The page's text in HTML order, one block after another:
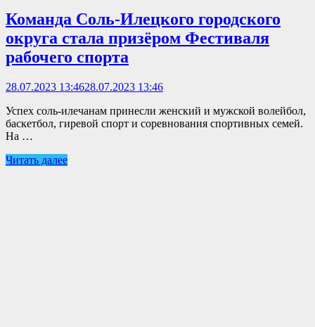
Команда Соль-Илецкого городского
округа стала призёром Фестиваля
рабочего спорта
28.07.2023 13:4628.07.2023 13:46
Успех соль-илечанам принесли женский и мужской волейбол,
баскетбол, гиревой спорт и соревнования спортивных семей.
На …
Читать далее